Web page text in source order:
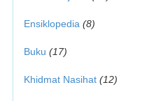
Ensiklopedia (8)
Buku (17)
Khidmat Nasihat (12)